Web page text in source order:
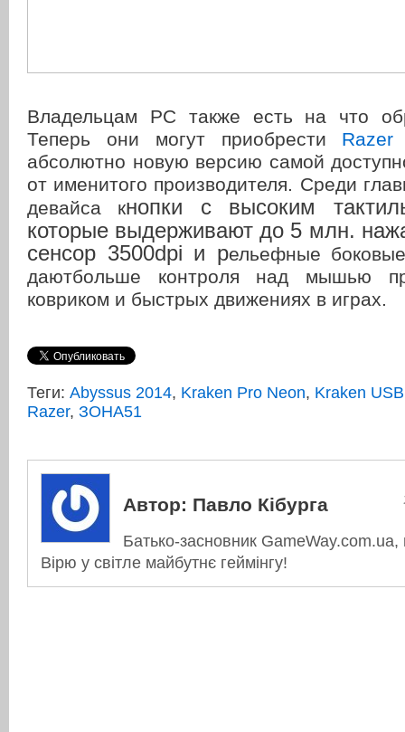
Владельцам PC также есть на что
Теперь они могут приобрести
абсолютно новую версию самой
от именитого производителя. Среди
девайса кнопки с высоким
которые выдерживают до 5 млн.
сенсор 3500dpi и рельефные
даютбольше контроля над мышью
ковриком и быстрых движениях в играх.
Теги: Abyssus 2014, Kraken Pro Neon, Kraken
Razer, ЗОНА51
Автор: Павло Кібурга
Батько-засновник
Вірю у світле майбутнє геймінгу!